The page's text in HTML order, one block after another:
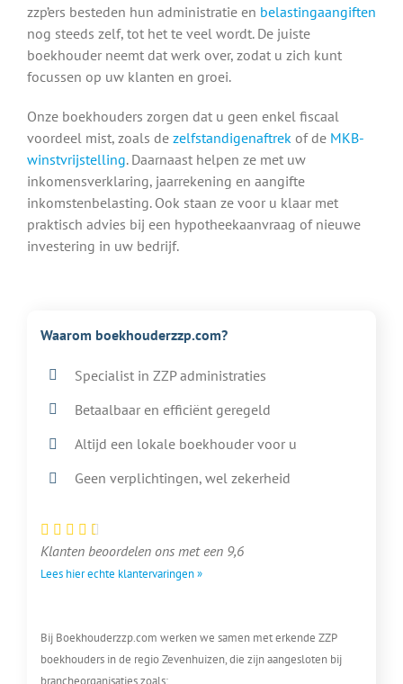
zzp’ers besteden hun administratie en belastingaangiften
nog steeds zelf, tot het te veel wordt. De juiste
boekhouder neemt dat werk over, zodat u zich kunt
focussen op uw klanten en groei.
Onze boekhouders zorgen dat u geen enkel fiscaal
voordeel mist, zoals de zelfstandigenaftrek of de MKB-
winstvrijstelling. Daarnaast helpen ze met uw
inkomensverklaring, jaarrekening en aangifte
inkomstenbelasting. Ook staan ze voor u klaar met
praktisch advies bij een hypotheekaanvraag of nieuwe
investering in uw bedrijf.
Waarom boekhouderzzp.com?
Specialist in ZZP administraties
Betaalbaar en efficiënt geregeld
Altijd een lokale boekhouder voor u
Geen verplichtingen, wel zekerheid
Klanten beoordelen ons met een 9,6
Lees hier echte klantervaringen »
Bij Boekhouderzzp.com werken we samen met erkende ZZP
boekhouders in de regio Zevenhuizen, die zijn aangesloten bij
brancheorganisaties zoals: